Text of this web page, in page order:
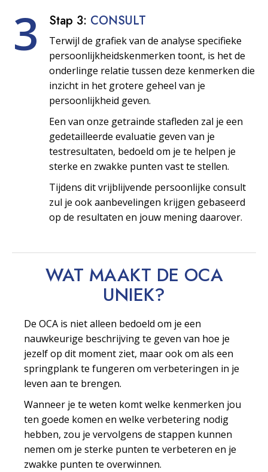
3 Stap 3: CONSULT
Terwijl de grafiek van de analyse specifieke
persoonlijkheids­kenmerken toont, is het de
onderlinge relatie tussen deze kenmerken die
inzicht in het grotere geheel van je
persoonlijkheid geven.
Een van onze getrainde stafleden zal je een
gedetailleerde evaluatie geven van je
testresultaten, bedoeld om je te helpen je
sterke en zwakke punten vast te stellen.
Tijdens dit vrijblijvende persoonlijke consult
zul je ook aanbevelingen krijgen gebaseerd
op de resultaten en jouw mening daarover.
WAT MAAKT DE OCA
UNIEK?
De OCA is niet alleen bedoeld om je een
nauwkeurige beschrijving te geven van hoe je
jezelf op dit moment ziet, maar ook om als een
springplank te fungeren om verbeteringen in je
leven aan te brengen.
Wanneer je te weten komt welke kenmerken jou
ten goede komen en welke verbetering nodig
hebben, zou je vervolgens de stappen kunnen
nemen om je sterke punten te verbeteren en je
zwakke punten te overwinnen.